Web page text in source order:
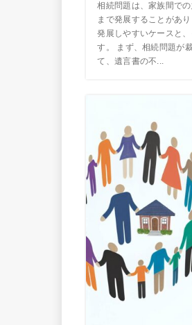
相続問題は、家族間で
まで発展することがあ
発展しやすいケースと
す。 まず、相続問題が
て、遺言書の不...